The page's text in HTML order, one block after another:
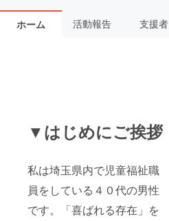
ホーム 活動報告 支援者
▼はじめにご挨拶
私は埼玉県内で児童福祉職
員をしている４０代の男性
です。「喜ばれる存在」を